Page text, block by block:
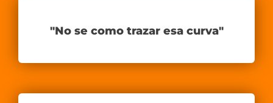
"No se como trazar esa curva"